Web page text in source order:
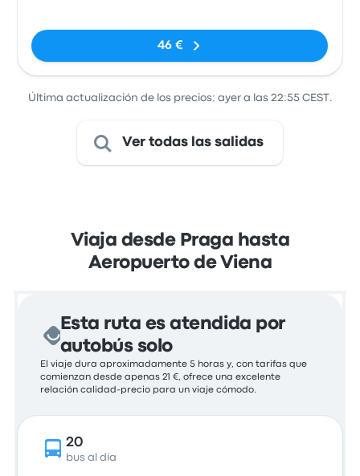
46 €
Última actualización de los precios: ayer a las 22:55 CEST.
Ver todas las salidas
Viaja desde Praga hasta
Aeropuerto de Viena
Esta ruta es atendida por
autobús solo
El viaje dura aproximadamente 5 horas y, con tarifas que
comienzan desde apenas 21 €, ofrece una excelente
relación calidad-precio para un viaje cómodo.
20
bus al día